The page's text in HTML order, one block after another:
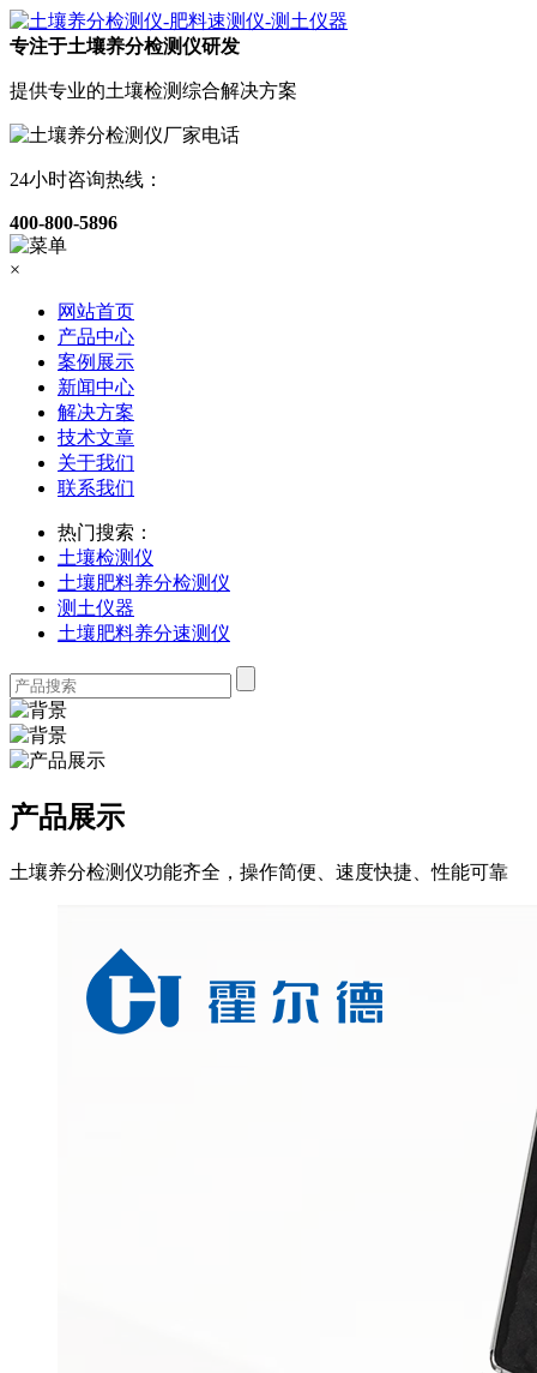
专注于土壤养分检测仪研发
提供专业的土壤检测综合解决方案
24小时咨询热线：
400-800-5896
×
网站首页
产品中心
案例展示
新闻中心
解决方案
技术文章
关于我们
联系我们
热门搜索：
土壤检测仪
土壤肥料养分检测仪
测土仪器
土壤肥料养分速测仪
产品展示
土壤养分检测仪功能齐全，操作简便、速度快捷、性能可靠